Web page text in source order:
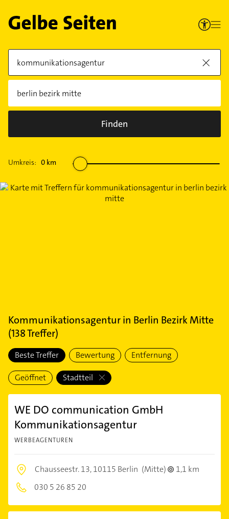
Finden
Umkreis: 0 km
Kommunikationsagenturin Berlin Bezirk Mitte
(138Treffer)
Beste Treffer Bewertung Entfernung
Geöffnet Stadtteil
WE DO communication GmbH
Kommunikationsagentur
WERBEAGENTUREN
Chausseestr. 13,10115 Berlin (Mitte)
1,1 km
030 5 26 85 20